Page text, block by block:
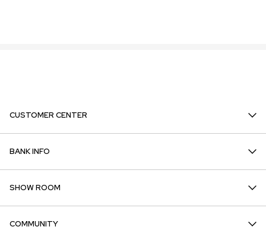
CUSTOMER CENTER
BANK INFO
SHOW ROOM
COMMUNITY